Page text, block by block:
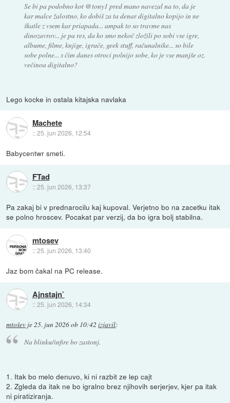
Se bi pa podobno kot @tony1 pred mano navezal na to, da je
kar malce žalostno, ko dobiš za ta denar digitalno kopijo in ne
škatle z vsem kar priapada... ampak to so travme nas
dinozavrov... je pa res, da ko smo nekoč zložili po sobi vse igre,
albume, filme, knjige, igrače, geek stuff, računalnike... so bile
sobe polne... s čim danes otroci polnijo sobe, ko je vse manjše oz.
večinoa digitalno?
Lego kocke in ostala kitajska navlaka
Machete
::25. jun 2026, 12:54
Babycentwr smeti.
FTad
::25. jun 2026, 13:37
Pa zakaj bi v prednarocilu kaj kupoval. Verjetno bo na zacetku itak
se polno hroscev. Pocakat par verzij, da bo igra bolj stabilna.
mtosev
::25. jun 2026, 13:40
Jaz bom čakal na PC release.
Ajnstajn`
::25. jun 2026, 14:34
mtošev je25. jun 2026 ob 10:42 izjavil:
Na blinku/infire bo zastonj.
1. Itak bo melo denuvo, ki ni razbit ze lep cajt
2. Zgleda da itak ne bo igralno brez njihovih serjerjev, kjer pa itak
ni piratiziranja.